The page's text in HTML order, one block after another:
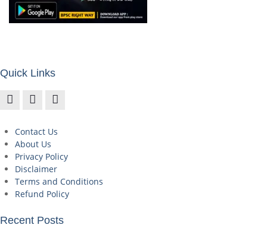
Quick Links
Contact Us
About Us
Privacy Policy
Disclaimer
Terms and Conditions
Refund Policy
Recent Posts